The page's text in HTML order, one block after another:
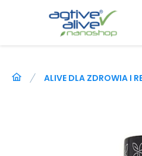
ALIVE DLA ZDROWIA I